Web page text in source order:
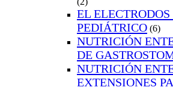
EL
PEDIÁTRICO (6)
NUTRICIÓN
DE
NUTRICIÓN
EXTENSIONES